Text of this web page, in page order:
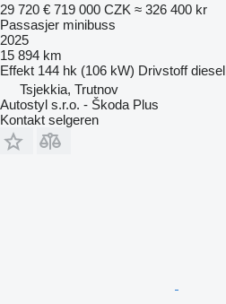
29 720 € 719 000 CZK ≈ 326 400 kr
Passasjer minibuss
2025
15 894 km
Effekt 144 hk (106 kW) Drivstoff diesel
Tsjekkia, Trutnov
Autostyl s.r.o. - Škoda Plus
Kontakt selgeren